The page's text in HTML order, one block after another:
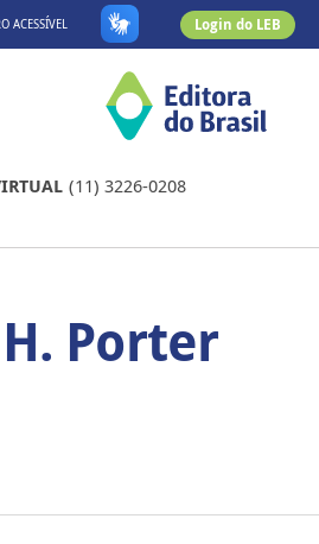
ACESSÍVEL Login do LEB
(11) 3226-0208
Porter